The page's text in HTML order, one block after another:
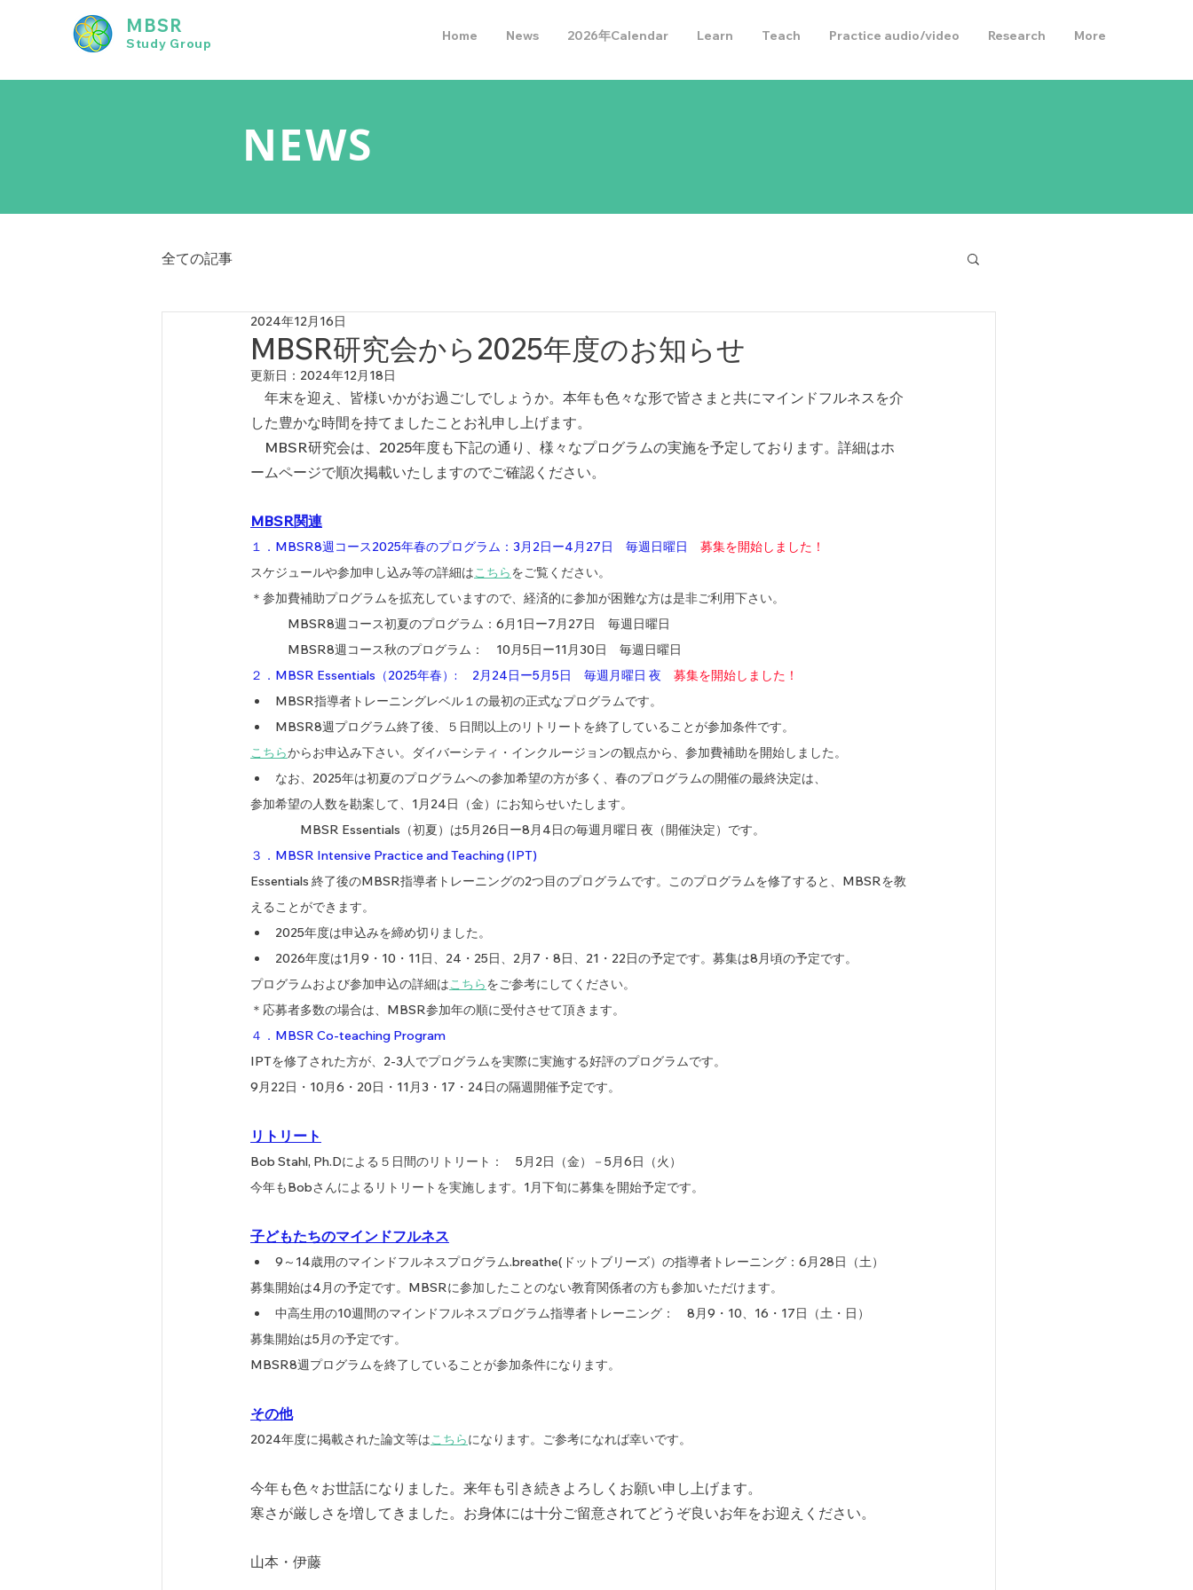
MBSR
Study Group Home News 2026年Calendar Learn Teach Practice audio/video Research More
NEWS
全ての記事
MBSR研究会から2025年度のお知らせ
2024年12月16日
更新日： 2024年12月18日
年末を迎え、皆様いかがお過ごしでしょうか。本年も色々な形で皆さまと共にマインドフルネスを介
した豊かな時間を持てましたことお礼申し上げます。
MBSR研究会は、2025年度も下記の通り、様々なプログラムの実施を予定しております。詳細はホ
ームページで順次掲載いたしますのでご確認ください。
MBSR関連
１．MBSR8週コース2025年春のプログラム：3月2日ー4月27日　毎週日曜日
募集を開始しました！
スケジュールや参加申し込み等の詳細はこちらをご覧ください。
＊参加費補助プログラムを拡充していますので、経済的に参加が困難な方は是非ご利用下さい。
MBSR8週コース初夏のプログラム：6月1日ー7月27日　毎週日曜日
MBSR8週コース秋のプログラム：　10月5日ー11月30日　毎週日曜日
２．MBSR Essentials（2025年春）: 　2月24日ー5月5日　毎週月曜日 夜
募集を開始しました！
MBSR指導者トレーニングレベル１の最初の正式なプログラムです。
MBSR8週プログラム終了後、５日間以上のリトリートを終了していることが参加条件です。
こちらからお申込み下さい。ダイバーシティ・インクルージョンの観点から、参加費補助を開始しました。
なお、2025年は初夏のプログラムへの参加希望の方が多く、春のプログラムの開催の最終決定は、
参加希望の人数を勘案して、1月24日（金）にお知らせいたします。
MBSR Essentials（初夏）は5月26日ー8月4日の毎週月曜日 夜（開催決定）です。
３．MBSR Intensive Practice and Teaching (IPT)
Essentials 終了後のMBSR指導者トレーニングの2つ目のプログラムです。このプログラムを修了すると、MBSRを教
えることができます。
2025年度は申込みを締め切りました。
2026年度は1月9・10・11日、24・25日、2月7・8日、21・22日の予定です。募集は8月頃の予定です。
プログラムおよび参加申込の詳細はこちらをご参考にしてください。
＊応募者多数の場合は、MBSR参加年の順に受付させて頂きます。
４．MBSR Co-teaching Program
IPTを修了された方が、2-3人でプログラムを実際に実施する好評のプログラムです。
9月22日・10月6・20日・11月3・17・24日の隔週開催予定です。
リトリート
Bob Stahl, Ph.Dによる５日間のリトリート：　5月2日（金）－5月6日（火）
今年もBobさんによるリトリートを実施します。1月下旬に募集を開始予定です。
子どもたちのマインドフルネス
9～14歳用のマインドフルネスプログラム.breathe(ドットブリーズ）の指導者トレーニング：6月28日（土）
募集開始は4月の予定です。MBSRに参加したことのない教育関係者の方も参加いただけます。
中高生用の10週間のマインドフルネスプログラム指導者トレーニング：　8月9・10、16・17日（土・日）
募集開始は5月の予定です。
MBSR8週プログラムを終了していることが参加条件になります。
その他
2024年度に掲載された論文等はこちらになります。ご参考になれば幸いです。
今年も色々お世話になりました。来年も引き続きよろしくお願い申し上げます。
寒さが厳しさを増してきました。お身体には十分ご留意されてどうぞ良いお年をお迎えください。
山本・伊藤